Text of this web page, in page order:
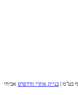
בע"מ | בניית אתרי וורדפרס אביחי